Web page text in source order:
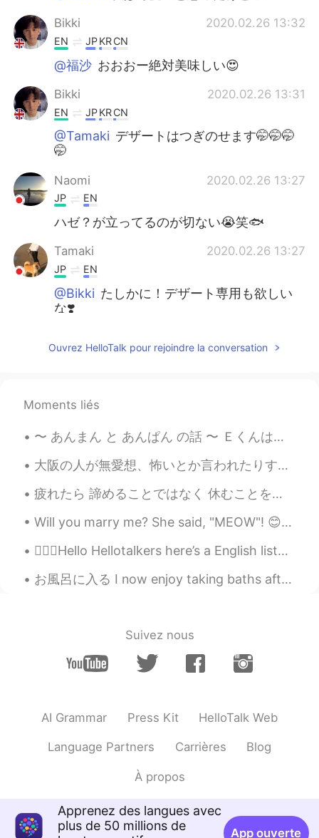
Bikki 2020.02.26 13:32
EN JPKRCN
@福沙 おおおー絶対美味しい😍
Bikki 2020.02.26 13:31
EN JPKRCN
@Tamaki デザートはつぎのせます🤭🤭🤭
🤭
Naomi 2020.02.26 13:27
JP EN
ハゼ？が立ってるのが切ない😭笑🐟️
Tamaki 2020.02.26 13:27
JP EN
@Bikki たしかに！デザート専用も欲しい
な❣️
JP EN
EN JPKRCN
@Tamakiだって本当だもん🥺3つくらいほ
EN JPKR CN
@福沙最高です!
Tamaki 2020.02.26 13:22
人として嬉しい言葉です😊
福沙 2020.02.26 13:22
Ouvrez HelloTalk pour rejoindre la conversation
Moments liés
〜 あんまん と あんぱん の話 〜 Ｅくんはアンパンマンが大好きで、いつもアンパンマンが観たいときは「あんまん！あんまん！」と言います ( ⸝⸝•ᴗ•⸝⸝ )♡ 今日、Ｅくんに「これ...
大阪の人が無愛想、怖いとか言われたりするけど、俺はむしろ大阪を恋しく思ってる。人を親しく思ってて、気取らない性格をしてるからこそ、周りと"いじってもいい"信頼関係を築けてる。大阪を出てから"バカ...
疲れたら 諦めることではなく 休むことを覚えよう! If you're tired, learn to rest, not to quit. 🍀 もう少しですね! そして 少しずつでいいで...
Will you marry me? She said, "MEOW"! 😊❤🐱 結婚して下さい？ 彼女は「ニャー」と言いました 😊❤🐱 It's not my ca...
💁🏻‍♀️Hello Hellotalkers here’s a English listening practice. Personalized and predictive medici...
お風呂に入る I now enjoy taking baths after moving to Japan just over a year ago. Before I never did. ...
Suivez nous
AI Grammar Press Kit HelloTalk Web
Language Partners Carrières Blog
À propos
Apprenez des langues avec
plus de 50 millions de
App ouverte